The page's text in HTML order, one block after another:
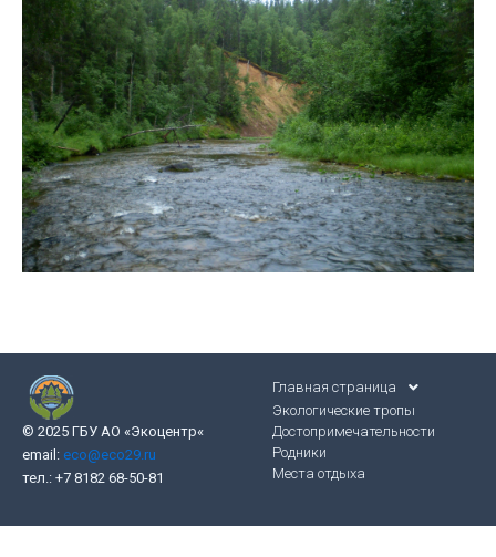
© 2025 ГБУ АО «Экоцентр«
email: eco@eco29.ru
тел.: +7 8182 68-50-81
Главная страница
Экологические тропы
Достопримечательности
Родники
Места отдыха